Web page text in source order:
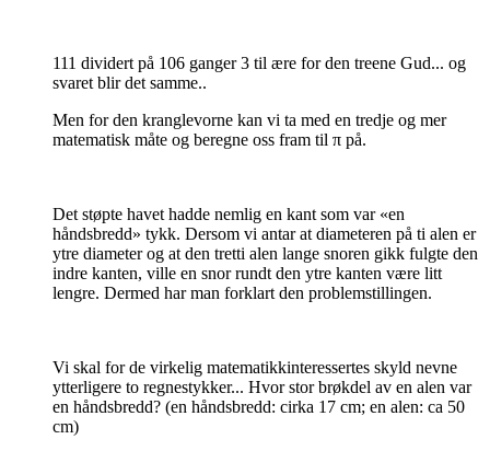
111 dividert på 106 ganger 3 til ære for den treene Gud... og
svaret blir det samme..
Men for den kranglevorne kan vi ta med en tredje og mer
matematisk måte og beregne oss fram til π på.
Det støpte havet hadde nemlig en kant som var «en
håndsbredd» tykk. Dersom vi antar at diameteren på ti alen er
ytre diameter og at den tretti alen lange snoren gikk fulgte den
indre kanten, ville en snor rundt den ytre kanten være litt
lengre. Dermed har man forklart den problemstillingen.
Vi skal for de virkelig matematikkinteressertes skyld nevne
ytterligere to regnestykker... Hvor stor brøkdel av en alen var
en håndsbredd? (en håndsbredd: cirka 17 cm; en alen: ca 50
cm)